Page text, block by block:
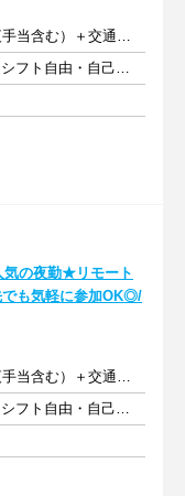
時給1881～1945円（深夜手当含む）＋交通費支給
週1日以上 1日8時間以上 シフト自由・自己申告
気の夜勤★リモート
でも気軽に参加OK◎/
時給1731～1795円（深夜手当含む）＋交通費支給
週1日以上 1日8時間以上 シフト自由・自己申告